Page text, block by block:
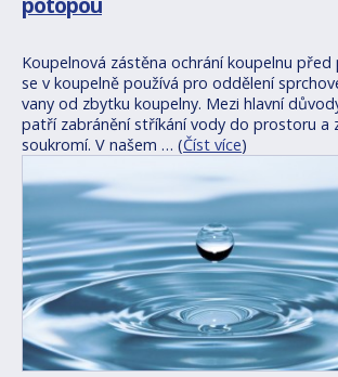
Koupelnová zástěna ochrání koupelnu
se v koupelně používá pro oddělení
vany od zbytku koupelny. Mezi hlavní
patří zabránění stříkání vody do prostoru a
soukromí. V našem … (Číst více)